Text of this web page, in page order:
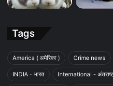
Tags
America ( अमेरिका ) Crime news
INDIA - भारत International -